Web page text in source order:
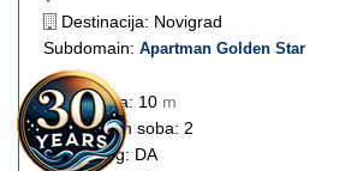
Destinacija: Novigrad
Subdomain: Apartman Golden Star
Do mora: 10 m
Spavaćih soba: 2
Parking: DA